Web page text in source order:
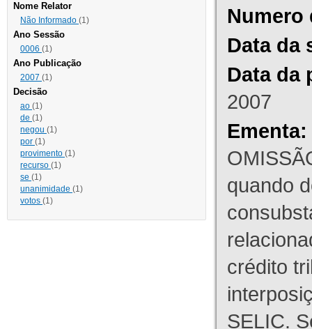
Nome Relator
Não Informado (1)
Ano Sessão
0006 (1)
Ano Publicação
2007 (1)
Decisão
ao (1)
de (1)
negou (1)
por (1)
provimento (1)
recurso (1)
se (1)
unanimidade (1)
votos (1)
Numero
Data da
Data da
2007
Ementa:
quando
crédito
SELIC.